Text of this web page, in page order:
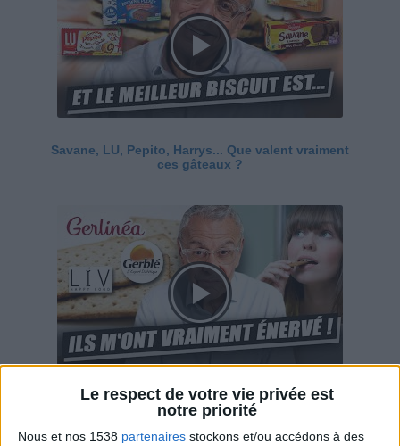
Le respect de votre vie privée est
notre priorité
Nous et nos 1538 partenaires stockons et/ou accédons à des
Savane, LU, Pepito, Harrys... Que valent vraiment
ces gâteaux ?
Ces marques diététiques : c'est n'importe quoi !